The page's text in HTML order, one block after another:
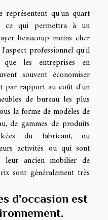
représentent qu'un quart
ce qui permettra à un
beaucoup moins cher
professionnel qu'il
les entreprises en
souvent économiser
par rapport au coût d'un
de bureau les plus
la forme de modèles de
de gammes de produits
du fabricant, ou
activités ou qui sont
leur ancien mobilier de
sont généralement très
d'occasion est